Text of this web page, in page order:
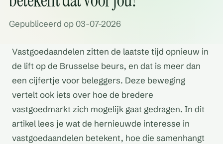
Gepubliceerd op 03-07-2026
Vastgoedaandelen zitten de laatste tijd opnieuw in
de lift op de Brusselse beurs, en dat is meer dan
een cijfertje voor beleggers. Deze beweging
vertelt ook iets over hoe de bredere
vastgoedmarkt zich mogelijk gaat gedragen. In dit
artikel lees je wat de hernieuwde interesse in
vastgoedaandelen betekent, hoe die samenhangt